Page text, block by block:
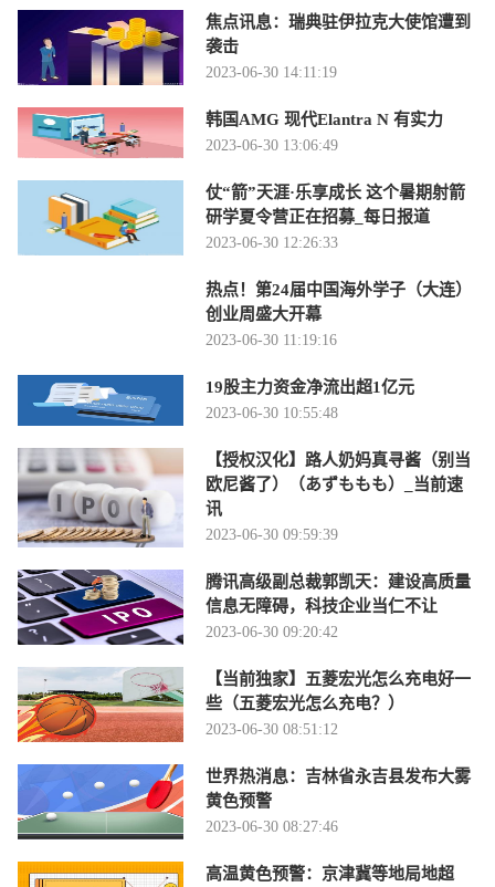
焦点讯息：瑞典驻伊拉克大使馆遭到
袭击
2023-06-30 14:11:19
韩国AMG 现代Elantra N 有实力
2023-06-30 13:06:49
仗“箭”天涯·乐享成长 这个暑期射箭
研学夏令营正在招募_每日报道
2023-06-30 12:26:33
热点！第24届中国海外学子（大连）
创业周盛大开幕
2023-06-30 11:19:16
19股主力资金净流出超1亿元
2023-06-30 10:55:48
【授权汉化】路人奶妈真寻酱（别当
欧尼酱了）（あずももも）_当前速
讯
2023-06-30 09:59:39
腾讯高级副总裁郭凯天：建设高质量
信息无障碍，科技企业当仁不让
2023-06-30 09:20:42
【当前独家】五菱宏光怎么充电好一
些（五菱宏光怎么充电？）
2023-06-30 08:51:12
世界热消息：吉林省永吉县发布大雾
黄色预警
2023-06-30 08:27:46
高温黄色预警：京津冀等地局地超